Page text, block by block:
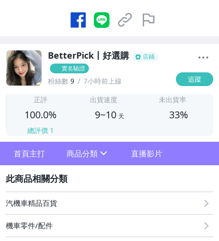
BetterPick丨好選購
店鋪
實名驗證
粉絲數 9 7小時前上線 追蹤
正評
100.0%
總評價 1
出貨速度
9~10 天
未出貨率
33%
首頁主打 商品分類
其它
直播影片
汽機車精品百貨
機車零件/配件